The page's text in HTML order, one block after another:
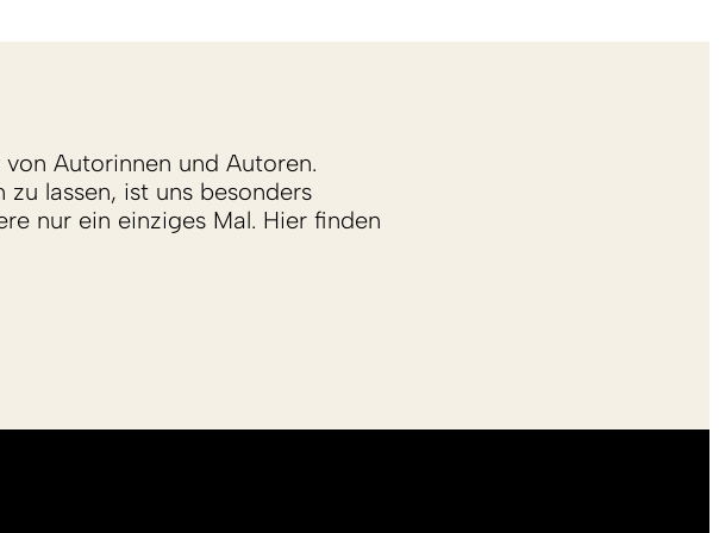
Autorinnen und Autoren.
lassen, ist uns besonders
nur ein einziges Mal. Hier finden